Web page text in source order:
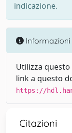
indicazione.
Informazioni
Utilizza
link a questo
https://
Citazioni